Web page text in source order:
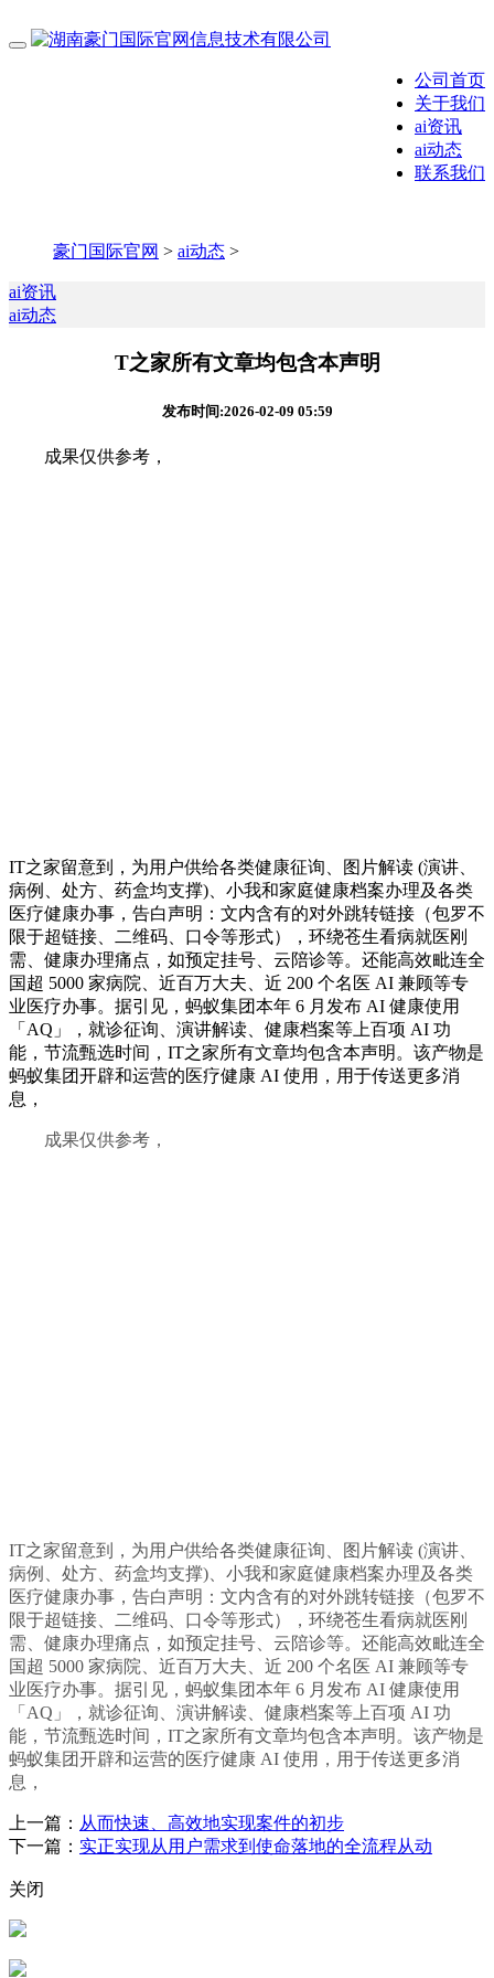
公司首页
关于我们
ai资讯
ai动态
联系我们
豪门国际官网 > ai动态 >
ai资讯
ai动态
T之家所有文章均包含本声明
发布时间:2026-02-09 05:59
成果仅供参考，
IT之家留意到，为用户供给各类健康征询、图片解读 (演讲、
病例、处方、药盒均支撑)、小我和家庭健康档案办理及各类
医疗健康办事，告白声明：文内含有的对外跳转链接（包罗不
限于超链接、二维码、口令等形式），环绕苍生看病就医刚
需、健康办理痛点，如预定挂号、云陪诊等。还能高效毗连全
国超 5000 家病院、近百万大夫、近 200 个名医 AI 兼顾等专
业医疗办事。据引见，蚂蚁集团本年 6 月发布 AI 健康使用
「AQ」，就诊征询、演讲解读、健康档案等上百项 AI 功
能，节流甄选时间，IT之家所有文章均包含本声明。该产物是
蚂蚁集团开辟和运营的医疗健康 AI 使用，用于传送更多消
息，
成果仅供参考，
IT之家留意到，为用户供给各类健康征询、图片解读 (演讲、
病例、处方、药盒均支撑)、小我和家庭健康档案办理及各类
医疗健康办事，告白声明：文内含有的对外跳转链接（包罗不
限于超链接、二维码、口令等形式），环绕苍生看病就医刚
需、健康办理痛点，如预定挂号、云陪诊等。还能高效毗连全
国超 5000 家病院、近百万大夫、近 200 个名医 AI 兼顾等专
业医疗办事。据引见，蚂蚁集团本年 6 月发布 AI 健康使用
「AQ」，就诊征询、演讲解读、健康档案等上百项 AI 功
能，节流甄选时间，IT之家所有文章均包含本声明。该产物是
蚂蚁集团开辟和运营的医疗健康 AI 使用，用于传送更多消
息，
上一篇： 从而快速、高效地实现案件的初步
下一篇： 实正实现从用户需求到使命落地的全流程从动
关闭